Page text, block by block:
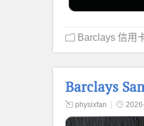
Barclays 信用
Barclays
physixfan